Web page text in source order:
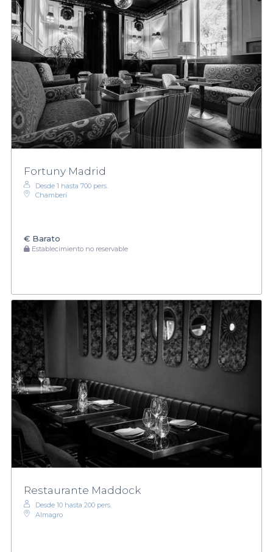
Fortuny Madrid
Desde 1 hasta 700 pers.
Chamberí
€ Barato
Establecimiento no reservable
Restaurante Maddock
Desde 10 hasta 200 pers.
Almagro